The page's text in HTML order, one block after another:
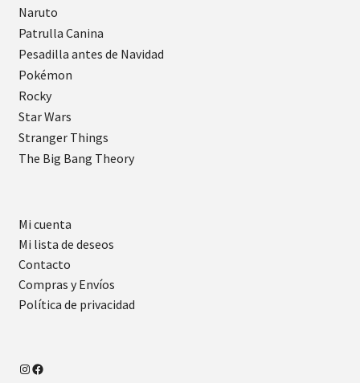
Naruto
Patrulla Canina
Pesadilla antes de Navidad
Pokémon
Rocky
Star Wars
Stranger Things
The Big Bang Theory
Mi cuenta
Mi lista de deseos
Contacto
Compras y Envíos
Política de privacidad